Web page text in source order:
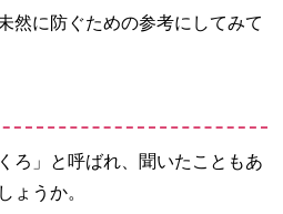
然に防ぐための参考にしてみて
ろ」と呼ばれ、聞いたこともあ
ょうか。